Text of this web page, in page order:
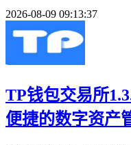
2026-08-09 09:13:37
TP钱包交易所
便捷的数字资产